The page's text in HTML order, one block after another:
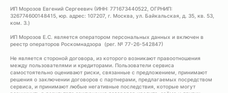
ИП Морозов Евгений Сергеевич (ИНН: 771673440522, ОГРНИП:
326774600148415, юр. адрес: 107207, г. Москва, ул. Байкальская, д. 35, кв. 53,
ком. 3.)
ИП Морозов Е.С. является оператором персональных данных и включен в
реестр операторов Роскомнадзора (рег. № 77-26-542847)
Не является стороной договора, из которого возникают правоотношения
между пользователями и кредиторами. Пользователи сервиса
самостоятельно оценивают риски, связанные с предложением, принимают
решения о заключении договоров с партнерами, предлагаемых посредством
сервиса, и принимают любые негативные последствия, которые могут